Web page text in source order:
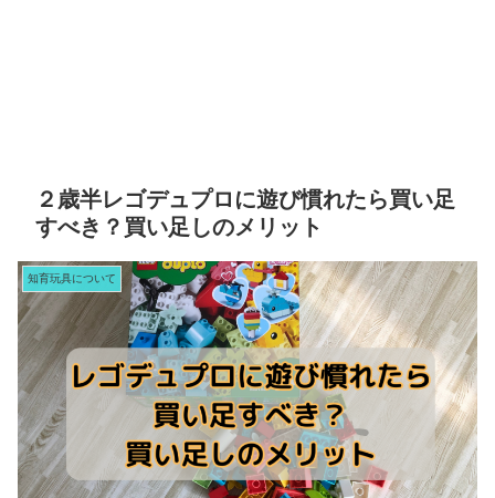
２歳半レゴデュプロに遊び慣れたら買い足
すべき？買い足しのメリット
知育玩具について